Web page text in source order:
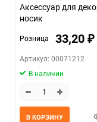
Аксессуар для
носик
Розница 33,20 ₽
Артикул: 00071212
В наличии
В КОРЗИНУ